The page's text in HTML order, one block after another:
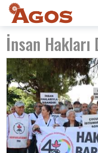
İnsan Hakları